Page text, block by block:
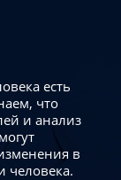
есть
что
и анализ
в
человека.